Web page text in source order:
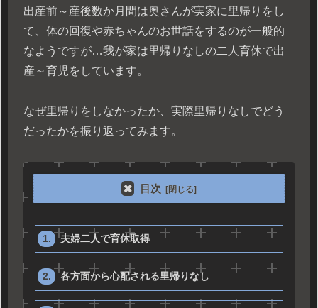
出産前～産後数か月間は奥さんが実家に里帰りをし
て、体の回復や赤ちゃんのお世話をするのが一般的
なようですが…我が家は里帰りなしの二人育休で出
産～育児をしています。
なぜ里帰りをしなかったか、実際里帰りなしでどう
だったかを振り返ってみます。
目次
夫婦二人で育休取得
各方面から心配される里帰りなし